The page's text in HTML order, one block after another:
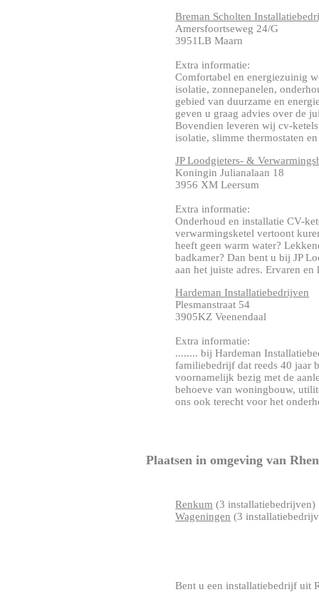
Breman Scholten
Amersfoortseweg 24/G
3951LB Maarn
Extra informatie:
Comfortabel en energiezuinig
isolatie, zonnepanelen,
gebied van duurzame en
geven u graag advies over de
Bovendien leveren wij cv-
isolatie, slimme thermostaten
JP Loodgieters- &
Koningin Julianalaan 18
3956 XM Leersum
Extra informatie:
Onderhoud en installatie CV-
verwarmingsketel vertoont
heeft geen warm water?
badkamer? Dan bent u bij JP
aan het juiste adres. Ervaren
Hardeman Installatiebedrijven
Plesmanstraat 54
3905KZ Veenendaal
Extra informatie:
........ bij Hardeman
familiebedrijf dat reeds 40 jaar
voornamelijk bezig met de
behoeve van woningbouw,
ons ook terecht voor het
Plaatsen in omgeving van
Renkum (3 installatiebedrijven)
Wageningen (3
Bent u een installatiebedrijf uit